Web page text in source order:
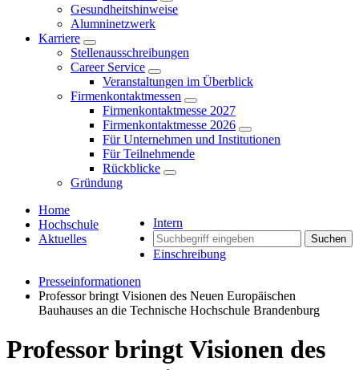
Gesundheitshinweise
Alumninetzwerk
Karriere
Stellenausschreibungen
Career Service
Veranstaltungen im Überblick
Firmenkontaktmessen
Firmenkontaktmesse 2027
Firmenkontaktmesse 2026
Für Unternehmen und Institutionen
Für Teilnehmende
Rückblicke
Gründung
Intern
Suchen
Einschreibung
Home
Hochschule
Aktuelles
Presseinformationen
Professor bringt Visionen des Neuen Europäischen
Bauhauses an die Technische Hochschule Brandenburg
Professor bringt Visionen des